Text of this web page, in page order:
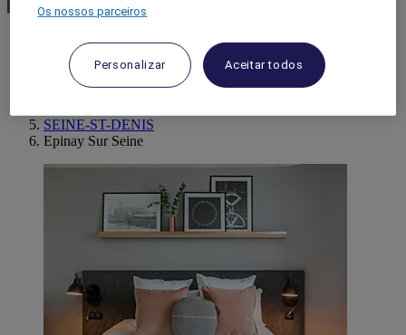
World
Europe
SEINE-ST-DENIS
Epinay Sur Seine
Os nossos parceiros
Personalizar Aceitar todos